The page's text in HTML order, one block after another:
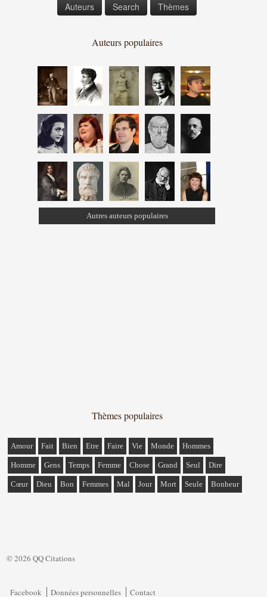
Auteurs Search Thèmes
Auteurs populaires
Autres auteurs populaires
Thèmes populaires
Amour Fait Bien Etre Faire Vie Monde Hommes
Homme Gens Temps Femme Chose Grand Seul Dire
Cœur Dieu Bon Femmes Mal Jour Mort Seule Bonheur
© 2026 QQ Citations
Facebook Données personnelles Contact